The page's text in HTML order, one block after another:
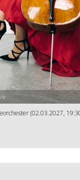
(02.03.2027,